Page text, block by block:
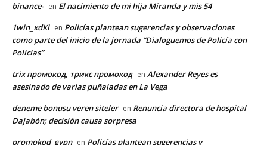
binance- en El nacimiento de mi hija Miranda y mis 54
1win_xdKi en Policías plantean sugerencias y observaciones
como parte del inicio de la jornada “Dialoguemos de Policía con
Policías”
trix промокод, трикс промокод en Alexander Reyes es
asesinado de varias puñaladas en La Vega
deneme bonusu veren siteler en Renuncia directora de hospital
Dajabón; decisión causa sorpresa
promokod_gypn en Policías plantean sugerencias y